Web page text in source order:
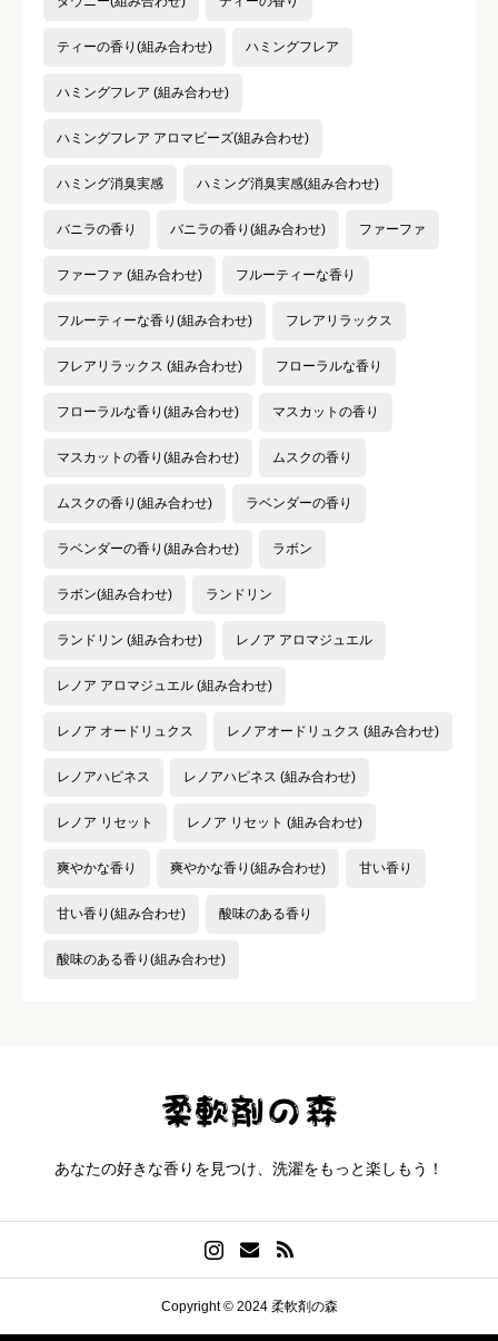
ティーの香り(組み合わせ) ハミングフレア
ハミングフレア (組み合わせ)
ハミングフレア アロマビーズ(組み合わせ)
ハミング消臭実感 ハミング消臭実感(組み合わせ)
バニラの香り バニラの香り(組み合わせ) ファーファ
ファーファ (組み合わせ) フルーティーな香り
フルーティーな香り(組み合わせ) フレアリラックス
フレアリラックス (組み合わせ) フローラルな香り
フローラルな香り(組み合わせ) マスカットの香り
マスカットの香り(組み合わせ) ムスクの香り
ムスクの香り(組み合わせ) ラベンダーの香り
ラベンダーの香り(組み合わせ) ラボン
ラボン(組み合わせ) ランドリン
ランドリン (組み合わせ) レノア アロマジュエル
レノア アロマジュエル (組み合わせ)
レノア オードリュクス レノアオードリュクス (組み合わせ)
レノアハピネス レノアハピネス (組み合わせ)
レノア リセット レノア リセット (組み合わせ)
爽やかな香り 爽やかな香り(組み合わせ) 甘い香り
甘い香り(組み合わせ) 酸味のある香り
酸味のある香り(組み合わせ)
あなたの好きな香りを見つけ、洗濯をもっと楽しもう！
Copyright © 2024 柔軟剤の森